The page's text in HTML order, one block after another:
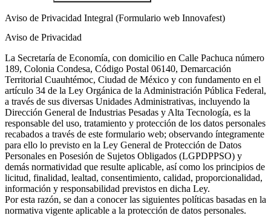
Aviso de Privacidad Integral (Formulario web Innovafest)
Aviso de Privacidad
La Secretaría de Economía, con domicilio en Calle Pachuca número
189, Colonia Condesa, Código Postal 06140, Demarcación
Territorial Cuauhtémoc, Ciudad de México y con fundamento en el
artículo 34 de la Ley Orgánica de la Administración Pública Federal,
a través de sus diversas Unidades Administrativas, incluyendo la
Dirección General de Industrias Pesadas y Alta Tecnología, es la
responsable del uso, tratamiento y protección de los datos personales
recabados a través de este formulario web; observando íntegramente
para ello lo previsto en la Ley General de Protección de Datos
Personales en Posesión de Sujetos Obligados (LGPDPPSO) y
demás normatividad que resulte aplicable, así como los principios de
licitud, finalidad, lealtad, consentimiento, calidad, proporcionalidad,
información y responsabilidad previstos en dicha Ley.
Por esta razón, se dan a conocer las siguientes políticas basadas en la
normativa vigente aplicable a la protección de datos personales.